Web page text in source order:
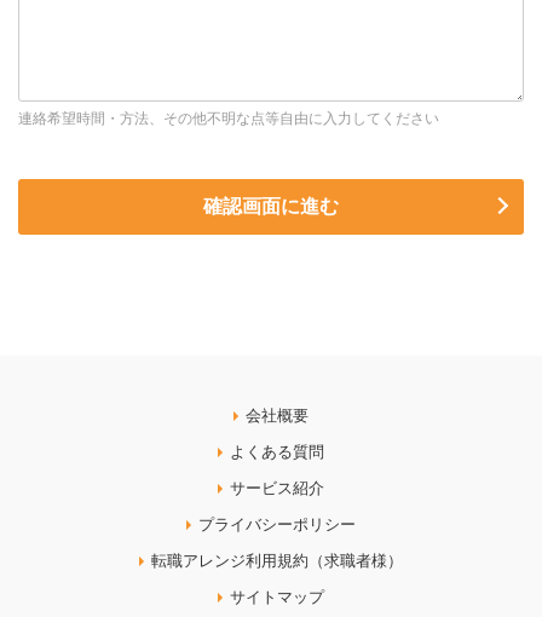
連絡希望時間・方法、その他不明な点等自由に入力してください
会社概要
よくある質問
サービス紹介
プライバシーポリシー
転職アレンジ利用規約（求職者様）
サイトマップ